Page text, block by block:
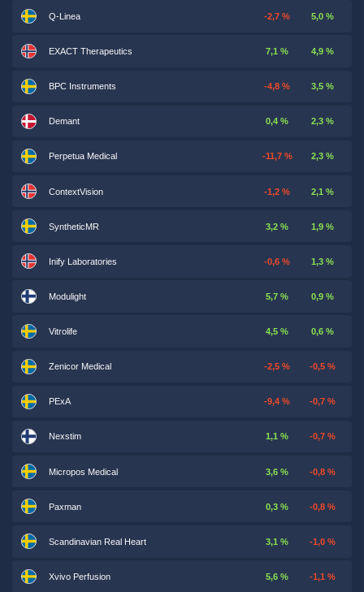
Q-Linea -2,7 % 5,0 %
EXACT Therapeutics 7,1 % 4,9 %
BPC Instruments -4,8 % 3,5 %
Demant 0,4 % 2,3 %
Perpetua Medical -11,7 % 2,3 %
ContextVision -1,2 % 2,1 %
SyntheticMR 3,2 % 1,9 %
Inify Laboratories -0,6 % 1,3 %
Modulight 5,7 % 0,9 %
Vitrolife 4,5 % 0,6 %
Zenicor Medical -2,5 % -0,5 %
PExA -9,4 % -0,7 %
Nexstim 1,1 % -0,7 %
Micropos Medical 3,6 % -0,8 %
Paxman 0,3 % -0,8 %
Scandinavian Real Heart 3,1 % -1,0 %
Xvivo Perfusion 5,6 % -1,1 %